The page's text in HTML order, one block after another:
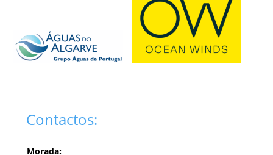
Contactos:
Morada: